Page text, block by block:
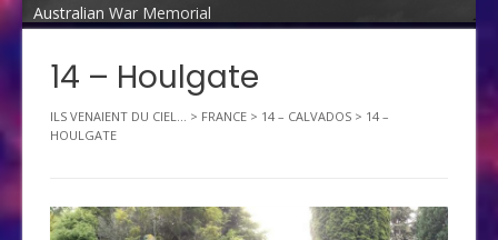
Australian War Memorial
14 – Houlgate
ILS VENAIENT DU CIEL... > FRANCE > 14 – CALVADOS > 14 –
HOULGATE